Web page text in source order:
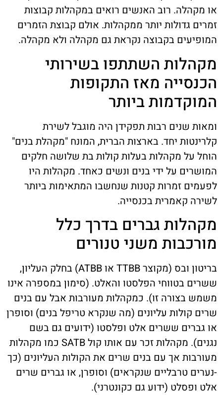
או מקהלה. רוב האנשים רואים במקהלות קבוצות
זמרים גדולות יותר ממקהלות. אולם קבוצת הזמרים
המופיעים בקבוצה נקראת גם מקהלה ולא מקהלה.
מקהלות השתתפו בשירותי
הכנסייה מאז התקופות
המוקדמות ביותר
ומאות שנים רבות תפקידן היה מוגבל לשירת
קלרינטות יחד. בארצות הברית, המונח "מקהלת בנים"
הוחל על מקהלות בעלות קולות בת שלושה חלקים
המושרים על ידי בנים ונשים כאחד. מקהלות היו
לפעמים זמרות קטנות שנחשבו המתאימות ביותר
לשירה קאמרית בכנסייה.
מקהלות גברים בדרך כלל
מורכבות משני טנורים
בריטון ובס (מקוצר TTBB או ATBB) בחלק העליון,
ששרים בטווחי הפלסטו והאלט. (סימון במספרה אינו
משמש בצורה זו). כמקהלות מעורבות אבל עם בנים
שרים קולות עליונים (מה שנקרא טריפל בנים) וסופרן
או גברים ששרים אלט ופלסטו (ידועים גם בשם
נגנים). מקהלות זכר עם אותו קול SATB כמו מקהלות
מעורבות אך עם בנים שרים את הקולות העליונים (כך
-נערים טרבליים שנקראים) וסופרן, או גברים שרים
אלט ופסלט (ידוע גם כקונטרני).